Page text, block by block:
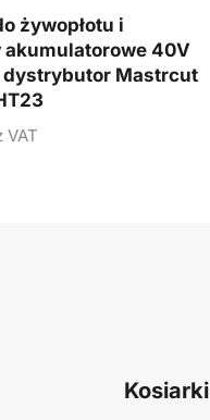
żywopłotu i
akumulatorowe 40V
Mastrcut
Kosiarki